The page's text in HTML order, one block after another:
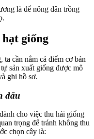
là để nông dân trồng
giống
cần nắm cá điểm cơ bản
sản xuất giống được mô
ghi hồ sơ.
dấu
cho việc thu hái giống
trọng để tránh không thu
chọn cây là: